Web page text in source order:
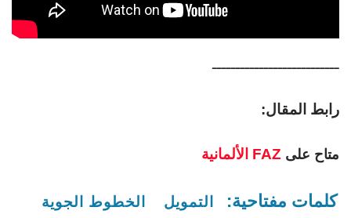
ـــــــــــــــــــــــــــ
رابط المقال:
متاح على FAZ الألمانية
كلمات مفتاحية: التمويل الخطوط الجوية